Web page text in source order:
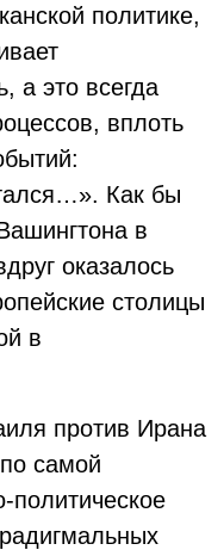
политике,
а это всегда
вплоть
Как бы
в
оказалось
столицы
в
против Ирана
самой